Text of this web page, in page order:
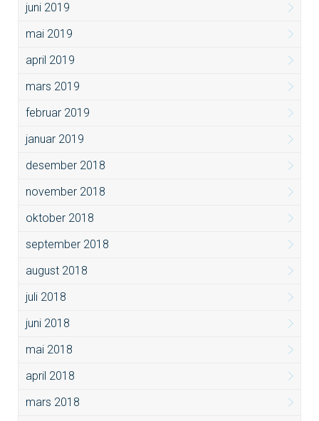
juni 2019
mai 2019
april 2019
mars 2019
februar 2019
januar 2019
desember 2018
november 2018
oktober 2018
september 2018
august 2018
juli 2018
juni 2018
mai 2018
april 2018
mars 2018